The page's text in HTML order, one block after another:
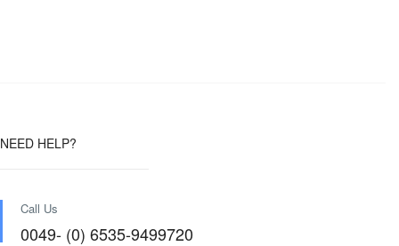
NEED HELP?
Call Us
0049- (0) 6535-9499720